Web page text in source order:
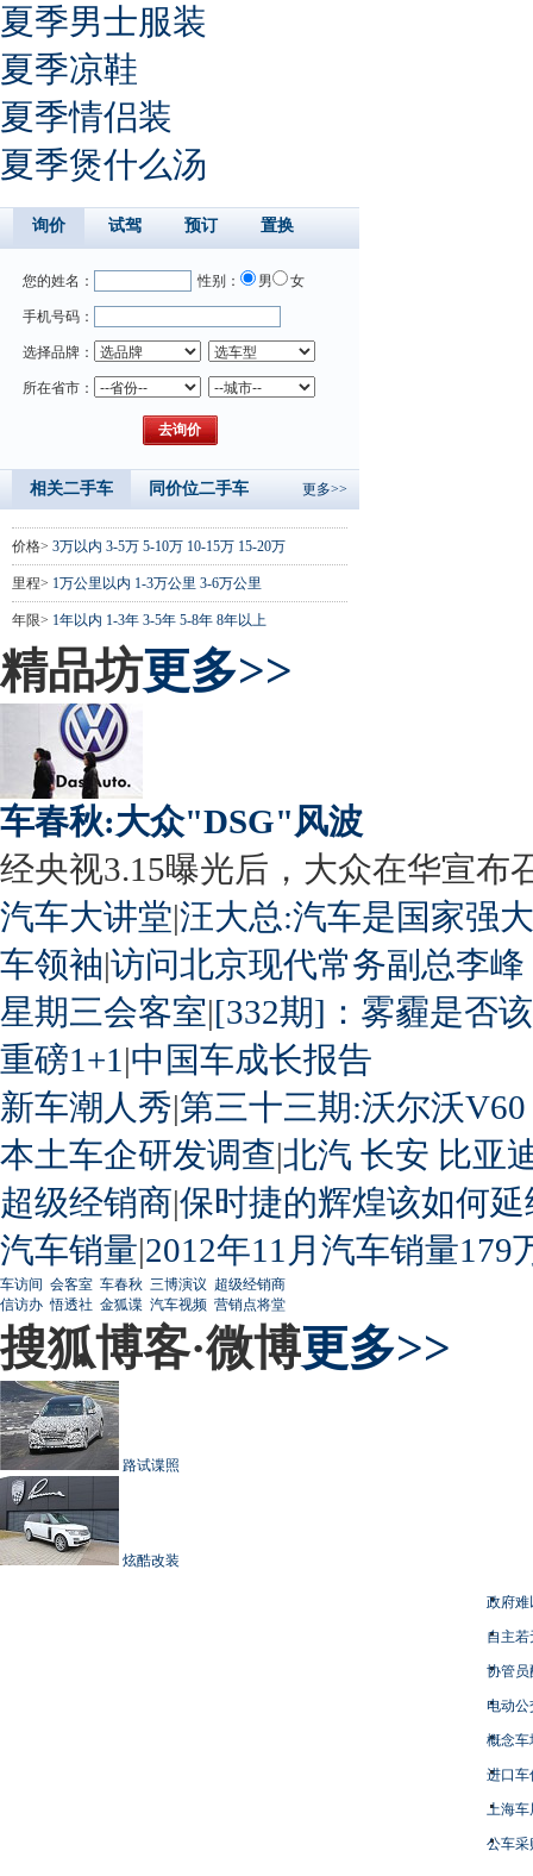
夏季男士服装
夏季凉鞋
夏季情侣装
夏季煲什么汤
询价 试驾 预订 置换
您的姓名： 性别： 男 女
手机号码：
选择品牌：
所在省市：
相关二手车 同价位二手车 更多>>
价格> 3万以内 3-5万 5-10万 10-15万 15-20万
里程> 1万公里以内 1-3万公里 3-6万公里
年限> 1年以内 1-3年 3-5年 5-8年 8年以上
精品坊更多>>
车春秋:大众"DSG"风波
经央视3.15曝光后，大众在华宣布
汽车大讲堂|汪大总:汽车是国家强
车领袖|访问北京现代常务副总李峰
星期三会客室|[332期]：雾霾是否
重磅1+1 |中国车成长报告
新车潮人秀|第三十三期:沃尔沃
本土车企研发调查|北汽 长安 比亚
超级经销商|保时捷的辉煌该如何延
汽车销量|2012年11月汽车销量179
车访间 会客室 车春秋 三博演议 超级经销商
信访办 悟透社 金狐谍 汽车视频 营销点将堂
搜狐博客·微博更多>>
路试谍照
炫酷改装
政府难
自主
协管员
电动
概念车
进口车
上海
公车采